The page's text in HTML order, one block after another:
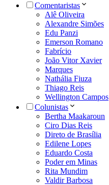
Comentaristas
Alê Oliveira
Alexandre Simões
Edu Panzi
Emerson Romano
Fabrício
João Vitor Xavier
Marques
Nathália Fiuza
Thiago Reis
Wellington Campos
Colunistas
Bertha Maakaroun
Ciro Dias Reis
Direto de Brasília
Edilene Lopes
Eduardo Costa
Poder em Minas
Rita Mundim
Valdir Barbosa